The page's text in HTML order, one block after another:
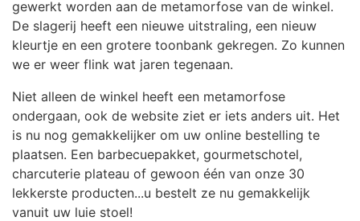
gewerkt worden aan de metamorfose van de winkel.
De slagerij heeft een nieuwe uitstraling, een nieuw
kleurtje en een grotere toonbank gekregen. Zo kunnen
we er weer flink wat jaren tegenaan.
Niet alleen de winkel heeft een metamorfose
ondergaan, ook de website ziet er iets anders uit. Het
is nu nog gemakkelijker om uw online bestelling te
plaatsen. Een barbecuepakket, gourmetschotel,
charcuterie plateau of gewoon één van onze 30
lekkerste producten...u bestelt ze nu gemakkelijk
vanuit uw luie stoel!